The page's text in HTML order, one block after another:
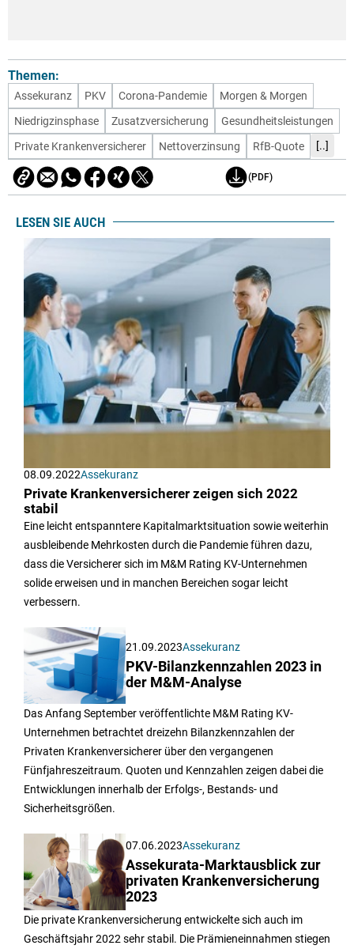
Themen:
Assekuranz PKV Corona-Pandemie
Morgen & Morgen
Niedrigzinsphase
Zusatzversicherung
Gesundheitsleistungen
Private Krankenversicherer
Nettoverzinsung RfB-Quote [..]
(PDF)
LESEN SIE AUCH
08.09.2022Assekuranz
Private Krankenversicherer zeigen sich 2022
stabil
Eine leicht entspanntere Kapitalmarktsituation sowie weiterhin
ausbleibende Mehrkosten durch die Pandemie führen dazu,
dass die Versicherer sich im M&M Rating KV-Unternehmen
solide erweisen und in manchen Bereichen sogar leicht
verbessern.
21.09.2023Assekuranz
PKV-Bilanzkennzahlen 2023 in
der M&M-Analyse
Das Anfang September veröffentlichte M&M Rating KV-
Unternehmen betrachtet dreizehn Bilanzkennzahlen der
Privaten Krankenversicherer über den vergangenen
Fünfjahreszeitraum. Quoten und Kennzahlen zeigen dabei die
Entwicklungen innerhalb der Erfolgs-, Bestands- und
Sicherheitsgrößen.
07.06.2023Assekuranz
Assekurata-Marktausblick zur
privaten Krankenversicherung
2023
Die private Krankenversicherung entwickelte sich auch im
Geschäftsjahr 2022 sehr stabil. Die Prämieneinnahmen stiegen